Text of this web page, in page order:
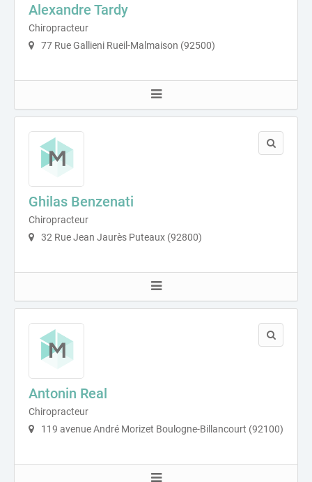
Alexandre Tardy
Chiropracteur
77 Rue Gallieni Rueil-Malmaison (92500)
Ghilas Benzenati
Chiropracteur
32 Rue Jean Jaurès Puteaux (92800)
Antonin Real
Chiropracteur
119 avenue André Morizet Boulogne-Billancourt (92100)